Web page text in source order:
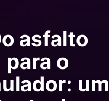
asfalto
para o
um